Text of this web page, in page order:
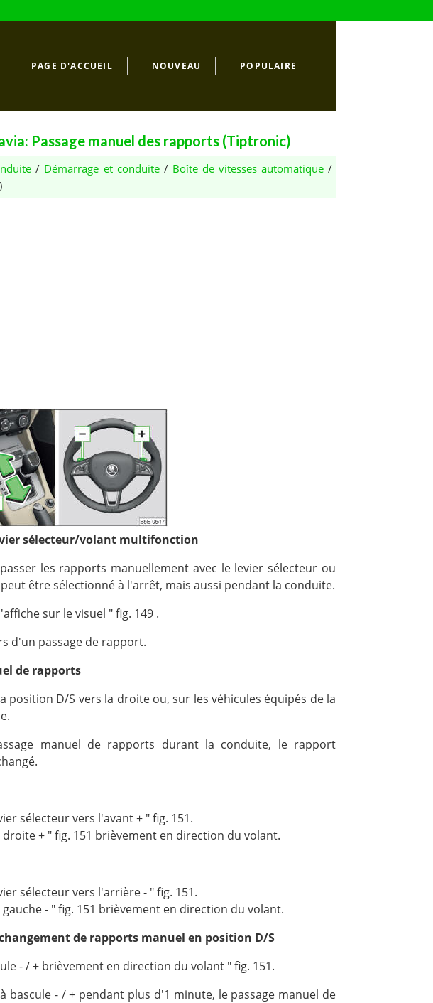
PAGE D'ACCUEIL NOUVEAU POPULAIRE
Passage manuel des rapports (Tiptronic)
/ Démarrage et conduite/ Boîte de vitesses automatique/
sélecteur/volant multifonction
les rapports manuellement avec le levier sélecteur ou
être sélectionné à l'arrêt, mais aussi pendant la conduite.
sur le visuel " fig. 149 .
d'un passage de rapport.
de rapports
position D/S vers la droite ou, sur les véhicules équipés de la
manuel de rapports durant la conduite, le rapport
sélecteur vers l'avant + " fig. 151.
+ " fig. 151 brièvement en direction du volant.
sélecteur vers l'arrière - " fig. 151.
- " fig. 151 brièvement en direction du volant.
de rapports manuel en position D/S
- / + brièvement en direction du volant " fig. 151.
bascule - / + pendant plus d'1 minute, le passage manuel de